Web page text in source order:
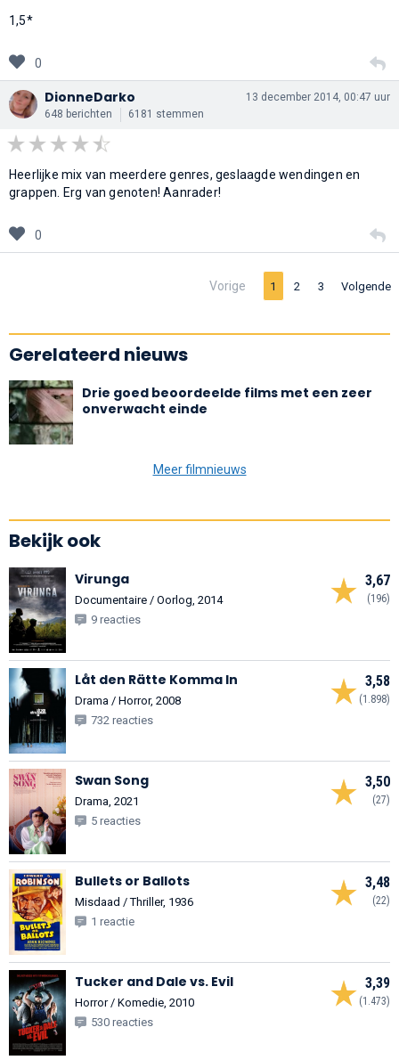
1,5*
0
DionneDarko
648 berichten 6181 stemmen
13 december 2014, 00:47 uur
Heerlijke mix van meerdere genres, geslaagde wendingen en
grappen. Erg van genoten! Aanrader!
0
Vorige 1 2 3 Volgende
Gerelateerd nieuws
Drie goed beoordeelde films met een zeer
onverwacht einde
Meer filmnieuws
Bekijk ook
3,67
(196)
Virunga
Documentaire / Oorlog, 2014
9 reacties
3,58
(1.898)
Låt den Rätte Komma In
Drama / Horror, 2008
732 reacties
3,50
(27)
Swan Song
Drama, 2021
5 reacties
3,48
(22)
Bullets or Ballots
Misdaad / Thriller, 1936
1 reactie
3,39
(1.473)
Tucker and Dale vs. Evil
Horror / Komedie, 2010
530 reacties